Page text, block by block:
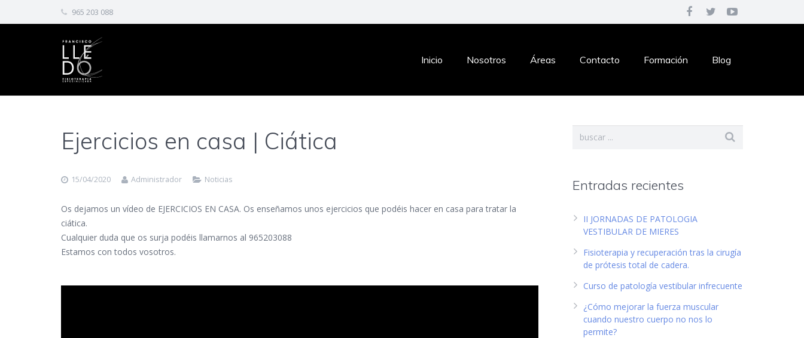
965 203 088
Inicio Nosotros Áreas Contacto Formación Blog
Ejercicios en casa | Ciática
15/04/2020 Administrador Noticias
Os dejamos un vídeo de EJERCICIOS EN CASA. Os enseñamos unos ejercicios que podéis hacer en casa para tratar la
ciática.
Cualquier duda que os surja podéis llamarnos al 965203088
Estamos con todos vosotros.
Entradas recientes
II JORNADAS DE PATOLOGIA
VESTIBULAR DE MIERES
Fisioterapia y recuperación tras la cirugía
de prótesis total de cadera.
Curso de patología vestibular infrecuente
¿Cómo mejorar la fuerza muscular
cuando nuestro cuerpo no nos lo
permite?